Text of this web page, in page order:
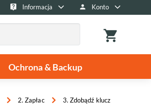
Informacja Konto
Ochrona & Backup
2. Zapłac 3. Zdobądź klucz